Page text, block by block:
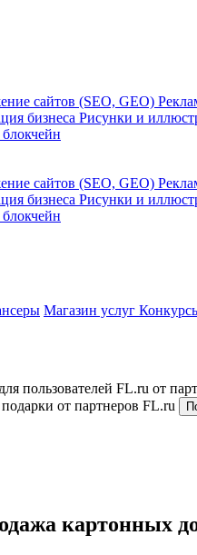
сайтов (SEO, GEO)
бизнеса Рисунки и
сайтов (SEO, GEO)
бизнеса Рисунки и
Магазин услуг
пользователей FL.ru от
от партнеров FL.ru
картонных